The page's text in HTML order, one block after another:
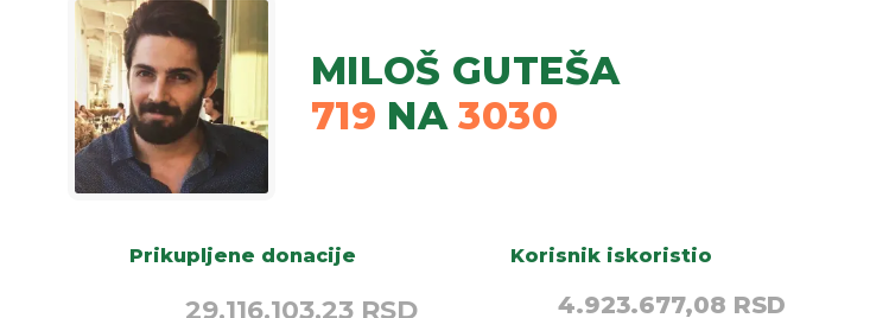
MILOŠ GUTEŠA
719 NA 3030
Prikupljene donacije
29.116.103,23 RSD
Korisnik iskoristio
4.923.677,08 RSD